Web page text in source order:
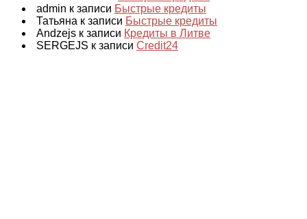
admin к записи Быстрые кредиты
Татьяна к записи Быстрые кредиты
Andzejs к записи Кредиты в Литве
SERGEJS к записи Credit24